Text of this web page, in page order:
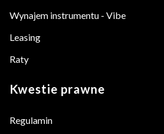
Wynajem instrumentu - Vibe
Leasing
Raty
Kwestie prawne
Regulamin